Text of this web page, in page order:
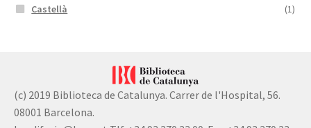
Castellà (1)
(c) 2019 Biblioteca de Catalunya. Carrer de l'Hospital, 56.
08001 Barcelona.